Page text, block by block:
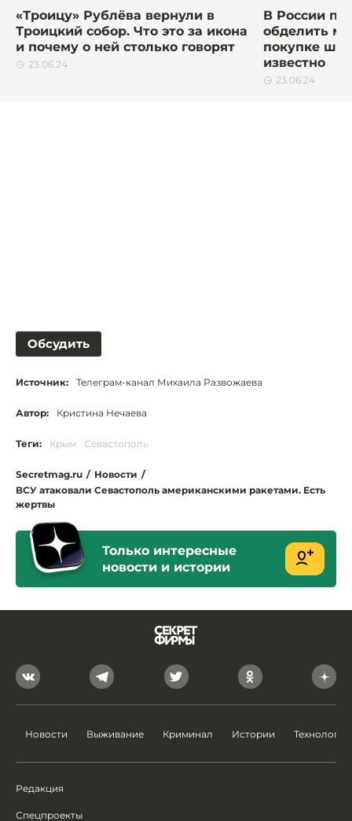
«Троицу» Рублёва вернули в
Троицкий собор. Что это за икона
и почему о ней столько говорят
23.06.24
В России
обделить
покупке
известно
23.06.24
Обсудить
Источник: Телеграм-канал Михаила Развожаева
Автор: Кристина Нечаева
Теги: Крым Севастополь
Secretmag.ru / Новости /
ВСУ атаковали Севастополь американскими ракетами. Есть
жертвы
Только интересные
новости и истории
Новости Выживание Криминал Истории Технологии
Редакция
Спецпроекты